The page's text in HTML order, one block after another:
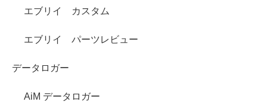
エブリイ カスタム
エブリイ パーツレビュー
データロガー
AiM データロガー